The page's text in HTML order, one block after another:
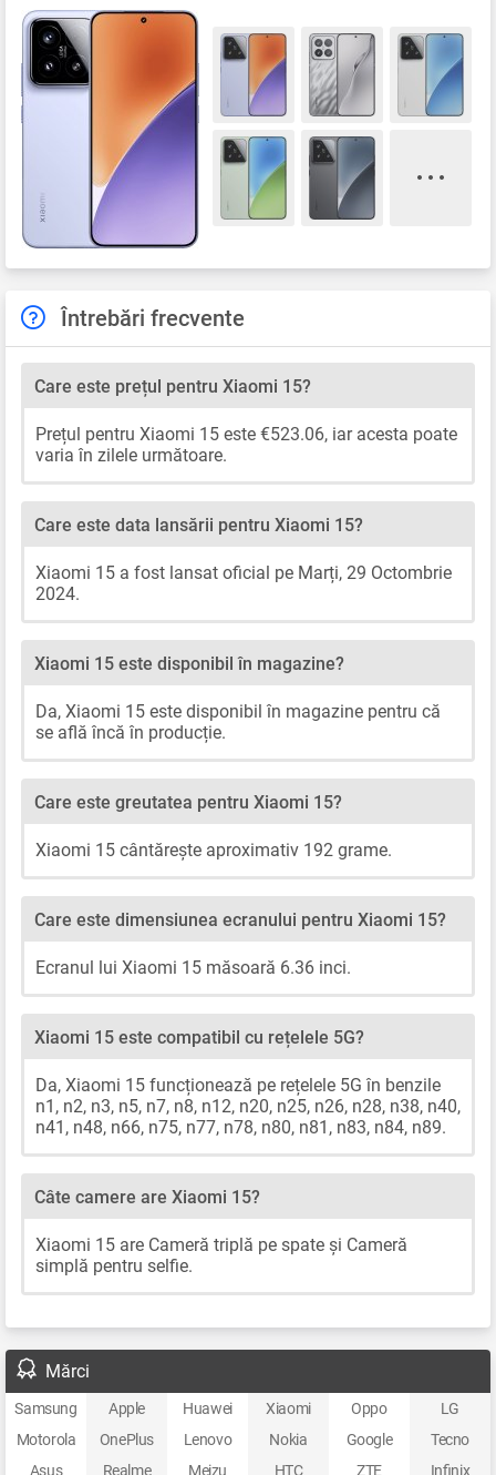
Întrebări frecvente
Care este prețul pentru Xiaomi 15?
Prețul pentru Xiaomi 15 este €523.06, iar acesta poate
varia în zilele următoare.
Care este data lansării pentru Xiaomi 15?
Xiaomi 15 a fost lansat oficial pe Marți, 29 Octombrie
2024.
Xiaomi 15 este disponibil în magazine?
Da, Xiaomi 15 este disponibil în magazine pentru că
se află încă în producție.
Care este greutatea pentru Xiaomi 15?
Xiaomi 15 cântărește aproximativ 192 grame.
Care este dimensiunea ecranului pentru Xiaomi 15?
Ecranul lui Xiaomi 15 măsoară 6.36 inci.
Xiaomi 15 este compatibil cu rețelele 5G?
Da, Xiaomi 15 funcționează pe rețelele 5G în benzile
n1, n2, n3, n5, n7, n8, n12, n20, n25, n26, n28, n38, n40,
n41, n48, n66, n75, n77, n78, n80, n81, n83, n84, n89.
Câte camere are Xiaomi 15?
Xiaomi 15 are Cameră triplă pe spate și Cameră
simplă pentru selfie.
Mărci
Samsung Apple Huawei Xiaomi Oppo
LG
Motorola
OnePlus Lenovo Nokia Google
Tecno
Asus
Realme Meizu HTC ZTE
Infinix